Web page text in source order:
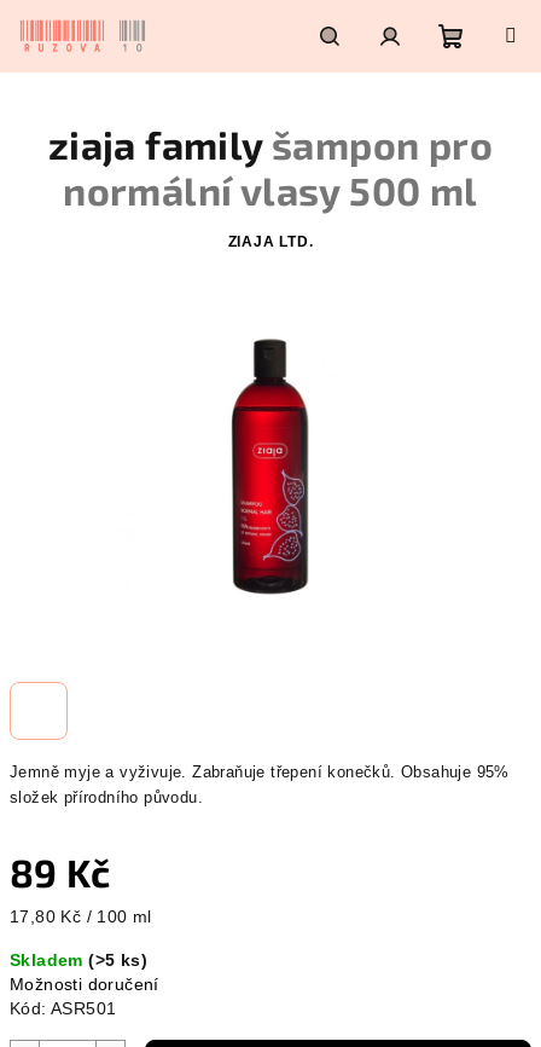
HledatPřihlášeníNákupní
košík
Jemně myje a vyživuje.Zabraňuje třepení konečků.Obsahuje 95%
složek přírodního původu.
89 Kč
Měrná
17,80 Kč / 100 ml
Skladem(>5 ks)
Možnosti doručení
Kód: ASR501
ziaja family šampon pro
normální vlasy 500 ml
ZIAJA LTD.